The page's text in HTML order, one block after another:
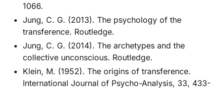
1066.
Jung, C. G. (2013). The psychology of the
transference. Routledge.
Jung, C. G. (2014). The archetypes and the
collective unconscious. Routledge.
Klein, M. (1952). The origins of transference.
International Journal of Psycho-Analysis, 33, 433-